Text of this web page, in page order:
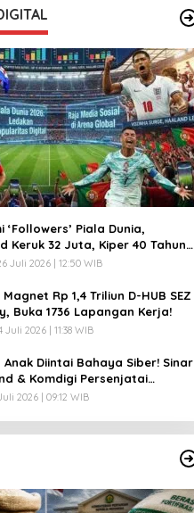
‘Followers’ Piala Dunia,
Keruk 32 Juta, Kiper 40 Tahun
Juli 2026 | 12:50 WIB
Rp 1,4 Triliun D-HUB SEZ
Buka 1736 Lapangan Kerja!
2026 | 11:38 WIB
Anak Diintai Bahaya Siber! Sinar
& Komdigi Persenjatai
Guru!
2026 | 09:12 WIB